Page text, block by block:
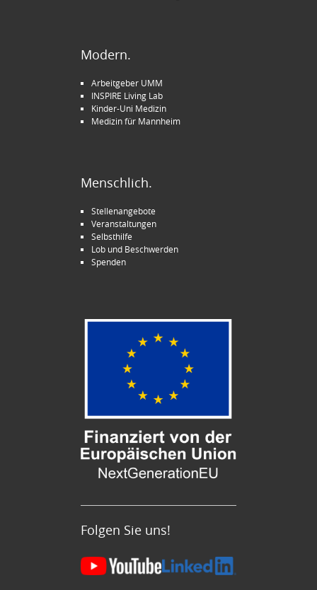
Modern.
Arbeitgeber UMM
INSPIRE Living Lab
Kinder-Uni Medizin
Medizin für Mannheim
Menschlich.
Stellenangebote
Veranstaltungen
Selbsthilfe
Lob und Beschwerden
Spenden
Folgen Sie uns!